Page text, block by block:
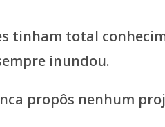
tinham total
inundou.
propôs nenhum